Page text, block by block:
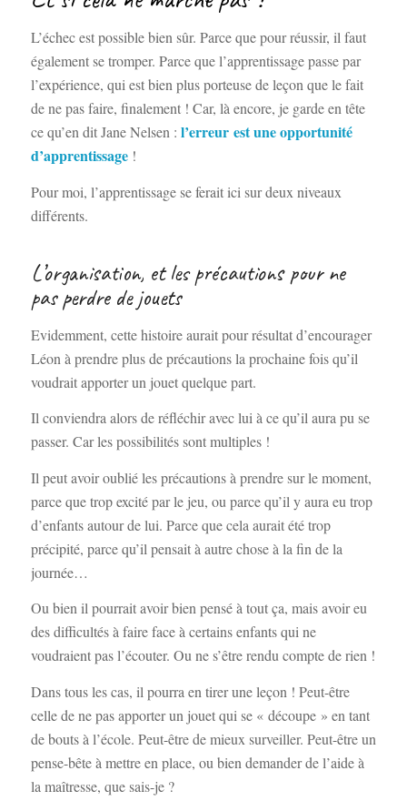
L’échec est possible bien sûr. Parce que pour réussir, il faut
également se tromper. Parce que l’apprentissage passe par
l’expérience, qui est bien plus porteuse de leçon que le fait
de ne pas faire, finalement ! Car, là encore, je garde en tête
ce qu’en dit Jane Nelsen : l’erreur est une opportunité
d’apprentissage!
Pour moi, l’apprentissage se ferait ici sur deux niveaux
différents.
L’organisation, et les précautions pour ne
pas perdre de jouets
Evidemment, cette histoire aurait pour résultat d’encourager
Léon à prendre plus de précautions la prochaine fois qu’il
voudrait apporter un jouet quelque part.
Il conviendra alors de réfléchir avec lui à ce qu’il aura pu se
passer. Car les possibilités sont multiples !
Il peut avoir oublié les précautions à prendre sur le moment,
parce que trop excité par le jeu, ou parce qu’il y aura eu trop
d’enfants autour de lui. Parce que cela aurait été trop
précipité, parce qu’il pensait à autre chose à la fin de la
journée…
Ou bien il pourrait avoir bien pensé à tout ça, mais avoir eu
des difficultés à faire face à certains enfants qui ne
voudraient pas l’écouter. Ou ne s’être rendu compte de rien !
Dans tous les cas, il pourra en tirer une leçon ! Peut-être
celle de ne pas apporter un jouet qui se « découpe » en tant
de bouts à l’école. Peut-être de mieux surveiller. Peut-être un
pense-bête à mettre en place, ou bien demander de l’aide à
la maîtresse, que sais-je ?